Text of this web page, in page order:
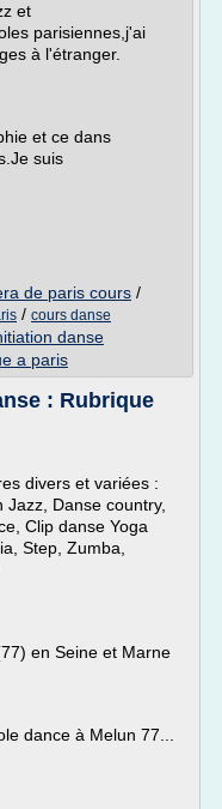
et
parisiennes,j'ai
à l'étranger.
et ce dans
suis
de paris cours /
/ cours danse
danse
a paris
: Rubrique
divers et variées :
Danse country,
Clip danse Yoga
Step, Zumba,
en Seine et Marne
dance à Melun 77...